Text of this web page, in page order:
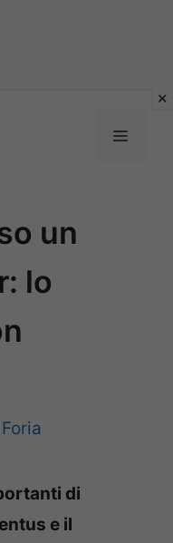
Menu
un
lo
di
e il